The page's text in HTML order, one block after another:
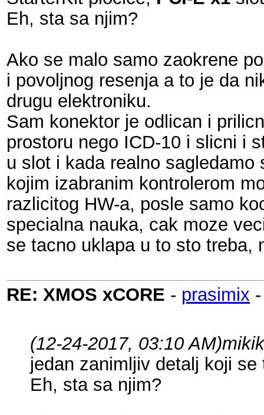
Eh, sta sa njim?
Ako se malo samo zaokrene
i povoljnog resenja a to je da
drugu elektroniku.
Sam konektor je odlican i
prostoru nego ICD-10 i slicni i
u slot i kada realno
kojim izabranim kontrolerom
razlicitog HW-a, posle samo
specialna nauka, cak moze
se tacno uklapa u to sto treba,
RE: XMOS xCORE - prasimix
(12-24-2017, 03:10 AM)
jedan zanimljiv detalj koji
Eh, sta sa njim?